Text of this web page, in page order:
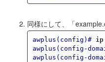
同様にして、「
awplus(config)#
ip
awplus(config-
awplus(config-